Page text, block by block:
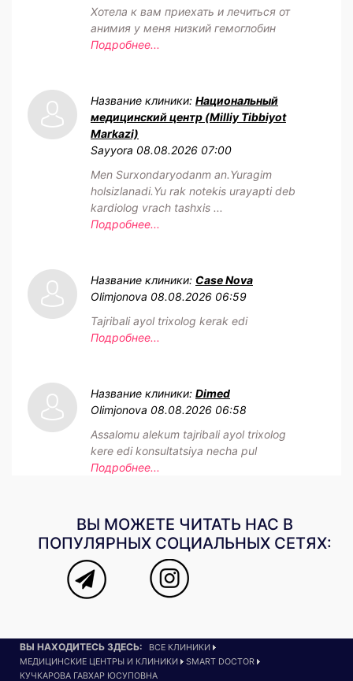
Хотела к вам приехать и лечиться от
анимия у меня низкий гемоглобин
Подробнее...
Название клиники: Национальный
медицинский центр (Milliy Tibbiyot
Markazi)
Sayyora 08.08.2026 07:00
Men Surxondaryodanm an.Yuragim
holsizlanadi.Yu rak notekis urayapti deb
kardiolog vrach tashxis ...
Подробнее...
Название клиники: Case Nova
Olimjonova 08.08.2026 06:59
Tajribali ayol trixolog kerak edi
Подробнее...
Название клиники: Dimed
Olimjonova 08.08.2026 06:58
Assalomu alekum tajribali ayol trixolog
kere edi konsultatsiya necha pul
Подробнее...
ВЫ МОЖЕТЕ ЧИТАТЬ НАС В
ПОПУЛЯРНЫХ СОЦИАЛЬНЫХ СЕТЯХ:
ВЫ НАХОДИТЕСЬ ЗДЕСЬ:
ВСЕ КЛИНИКИ
МЕДИЦИНСКИЕ ЦЕНТРЫ И КЛИНИКИ
SMART DOCTOR
КУЧКАРОВА ГАВХАР ЮСУПОВНА